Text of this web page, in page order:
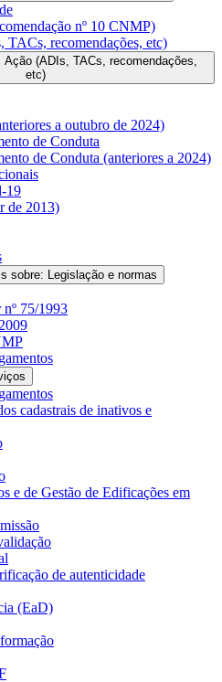
nº 10 CNMP)
recomendações, etc)
(ADIs, TACs, recomendações,
etc)
a outubro de 2024)
de Conduta
de Conduta (anteriores a 2024)
19
de 2013)
sobre: Legislação e normas
75/1993
cadastrais de inativos e
e de Gestão de Edificações em
de autenticidade
(EaD)